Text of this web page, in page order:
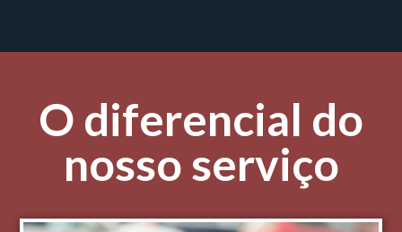
O diferencial do
nosso serviço